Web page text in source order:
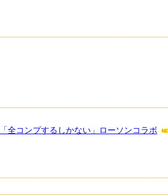
全コンプするしかない」ローソンコラボ